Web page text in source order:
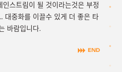
스트림이 될 것이라는것은 부정
대중화를 이끌수 있게 더 좋은 타
바람입니다.